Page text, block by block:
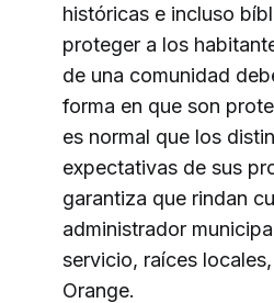
históricas e incluso
proteger a los
de una comunidad
forma en que son
es normal que los
expectativas de sus
garantiza que rindan
administrador
servicio, raíces
Orange.